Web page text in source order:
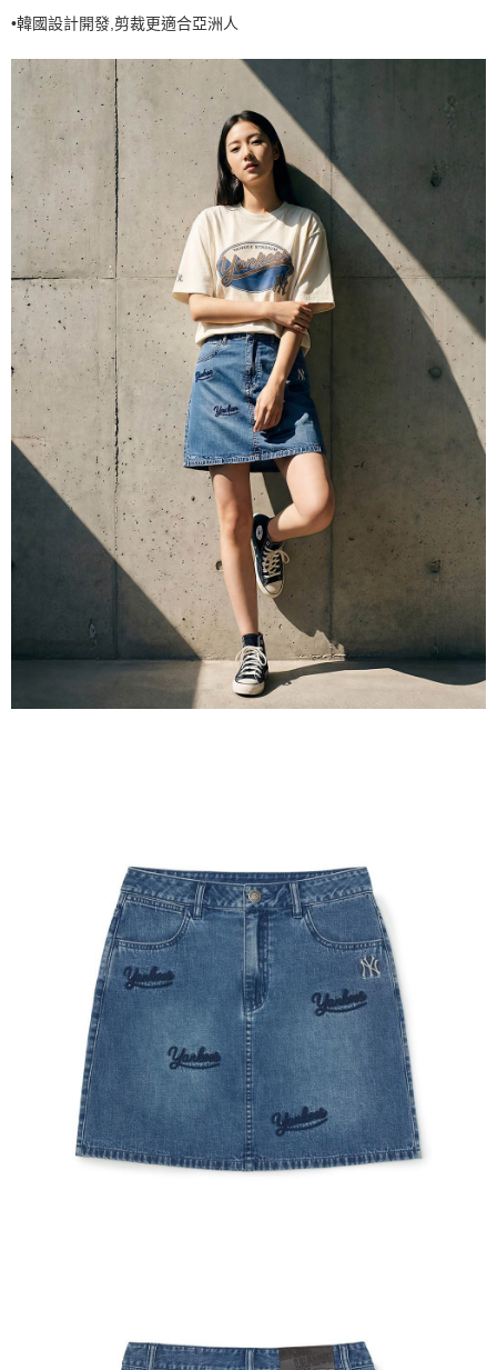
每筆NT$60，滿NT$499(含以上)免運費
7-11取貨<不支援離島取退>
每筆NT$60，滿NT$499(含以上)免運費
宅配滿699免運
每筆NT$80，滿NT$699(含以上)免運費
•韓國設計開發,剪裁更適合亞洲人